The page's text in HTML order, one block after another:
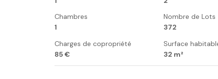
Chambres
1
Nombre de Lots
372
Charges de copropriété
85 €
Surface
32 m²